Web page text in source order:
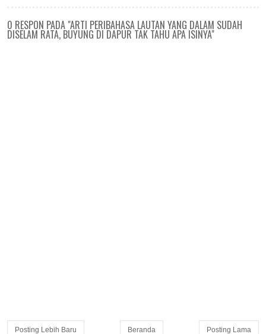
0 RESPON PADA "ARTI PERIBAHASA LAUTAN YANG DALAM SUDAH
DISELAM RATA, BUYUNG DI DAPUR TAK TAHU APA ISINYA"
Posting Lebih Baru Posting Lama
Beranda